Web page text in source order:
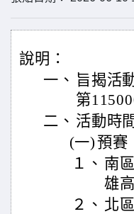
說明：
一、 旨揭活
第
二、 活動時
(一)預賽
１、 南
雄
２、 北